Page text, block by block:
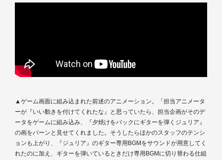
▲ゲーム画面に組み込まれた前述のアニメーション。「担当アニメータ
ーが『いい動きを付けてくれたな』と思っていたら、担当企画がそのデ
ータをゲームに組み込み、『夕焼けをバックにギターを弾くジュリア』
の画をバーンと見せてくれました。そうしたらほかのスタッフのテンシ
ョンも上がり、『ジュリア』のギター専用BGMをサウンドが用意してく
れたのに加え、ギターを弾いているときだけ専用BGMに切り替わる仕組